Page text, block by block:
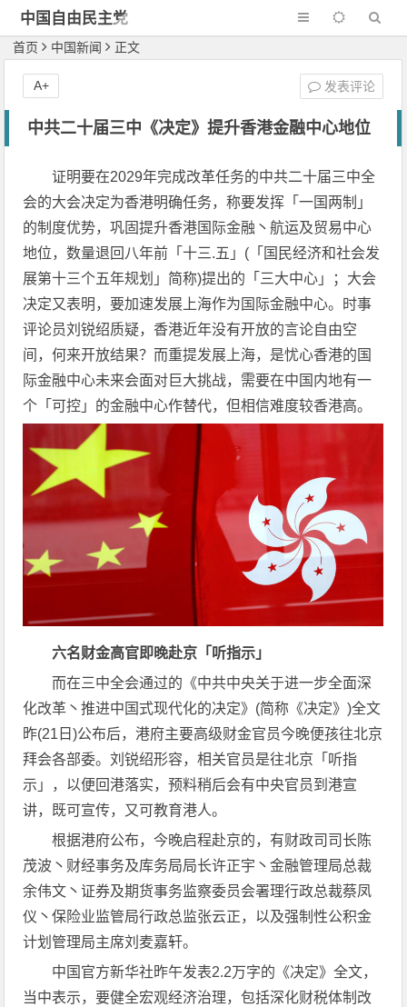
中国自由民主党
首页 中国新闻 正文
中共二十届三中《决定》提升香港金融中心地位
证明要在2029年完成改革任务的中共二十届三中全
会的大会决定为香港明确任务，称要发挥「一国两制」
的制度优势，巩固提升香港国际金融丶航运及贸易中心
地位，数量退回八年前「十三.五」(「国民经济和社会发
展第十三个五年规划」简称)提出的「三大中心」；大会
决定又表明，要加速发展上海作为国际金融中心。时事
评论员刘锐绍质疑，香港近年没有开放的言论自由空
间，何来开放结果？而重提发展上海，是忧心香港的国
际金融中心未来会面对巨大挑战，需要在中国内地有一
个「可控」的金融中心作替代，但相信难度较香港高。
六名财金高官即晚赴京「听指示」
而在三中全会通过的《中共中央关于进一步全面深
化改革丶推进中国式现代化的决定》(简称《决定》)全文
昨(21日)公布后，港府主要高级财金官员今晚便孩往北京
拜会各部委。刘锐绍形容，相关官员是往北京「听指
示」，以便回港落实，预料稍后会有中央官员到港宣
讲，既可宣传，又可教育港人。
根据港府公布，今晚启程赴京的，有财政司司长陈
茂波丶财经事务及库务局局长许正宇丶金融管理局总裁
余伟文丶证券及期货事务监察委员会署理行政总裁蔡凤
仪丶保险业监管局行政总监张云正，以及强制性公积金
计划管理局主席刘麦嘉轩。
中国官方新华社昨午发表2.2万字的《决定》全文，
当中表示，要健全宏观经济治理，包括深化财税体制改
发表评论
A+